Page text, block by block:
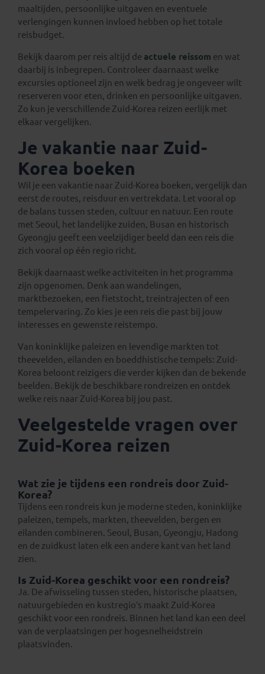
maaltijden, persoonlijke uitgaven en eventuele
verlengingen kunnen invloed hebben op het totale
reisbudget.
Bekijk daarom per reis altijd de actuele reissom en wat
daarbij is inbegrepen. Controleer daarnaast welke
excursies optioneel zijn en welk bedrag je ongeveer wilt
reserveren voor eten, drinken en persoonlijke uitgaven.
Zo kun je verschillende Zuid-Korea reizen eerlijk met
elkaar vergelijken.
Je vakantie naar Zuid-
Korea boeken
Wil je een vakantie naar Zuid-Korea boeken, vergelijk dan
eerst de routes, reisduur en vertrekdata. Let vooral op
de balans tussen steden, cultuur en natuur. Een route
met Seoul, het landelijke zuiden, Busan en historisch
Gyeongju geeft een veelzijdiger beeld dan een reis die
zich vooral op één regio richt.
Bekijk daarnaast welke activiteiten in het programma
zijn opgenomen. Denk aan wandelingen,
marktbezoeken, een fietstocht, treintrajecten of een
tempelervaring. Zo kies je een reis die past bij jouw
interesses en gewenste reistempo.
Van koninklijke paleizen en levendige markten tot
theevelden, eilanden en boeddhistische tempels: Zuid-
Korea beloont reizigers die verder kijken dan de bekende
beelden. Bekijk de beschikbare rondreizen en ontdek
welke reis naar Zuid-Korea bij jou past.
Veelgestelde vragen over
Zuid-Korea reizen
Wat zie je tijdens een rondreis door Zuid-
Korea?
Tijdens een rondreis kun je moderne steden, koninklijke
paleizen, tempels, markten, theevelden, bergen en
eilanden combineren. Seoul, Busan, Gyeongju, Hadong
en de zuidkust laten elk een andere kant van het land
zien.
Is Zuid-Korea geschikt voor een rondreis?
Ja. De afwisseling tussen steden, historische plaatsen,
natuurgebieden en kustregio’s maakt Zuid-Korea
geschikt voor een rondreis. Binnen het land kan een deel
van de verplaatsingen per hogesnelheidstrein
plaatsvinden.